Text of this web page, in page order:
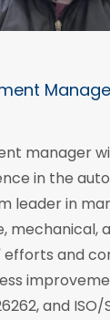
manager
in the
leader in
mechanical,
and
and ISO/